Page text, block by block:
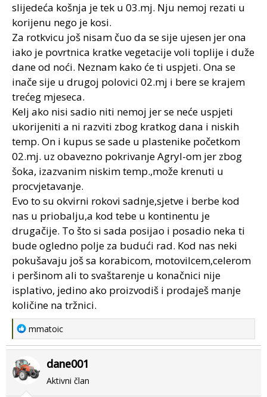
slijedeća košnja je tek u 03.mj. Nju nemoj rezati u
korijenu nego je kosi.
Za rotkvicu još nisam čuo da se sije ujesen jer ona
iako je povrtnica kratke vegetacije voli toplije i duže
dane od noći. Neznam kako će ti uspjeti. Ona se
inače sije u drugoj polovici 02.mj i bere se krajem
trećeg mjeseca.
Kelj ako nisi sadio niti nemoj jer se neće uspjeti
ukorijeniti a ni razviti zbog kratkog dana i niskih
temp. On i kupus se sade u plastenike početkom
02.mj. uz obavezno pokrivanje Agryl-om jer zbog
šoka, izazvanim niskim temp.,može krenuti u
procvjetavanje.
Evo to su okvirni rokovi sadnje,sjetve i berbe kod
nas u priobalju,a kod tebe u kontinentu je
drugačije. To što si sada posijao i posadio neka ti
bude ogledno polje za budući rad. Kod nas neki
pokušavaju još sa korabicom, motovilcem,celerom
i peršinom ali to svaštarenje u konačnici nije
isplativo, jedino ako proizvodiš i prodaješ manje
količine na tržnici.
R
e
a
c
t
i
mmatoic
dane001
Aktivni član